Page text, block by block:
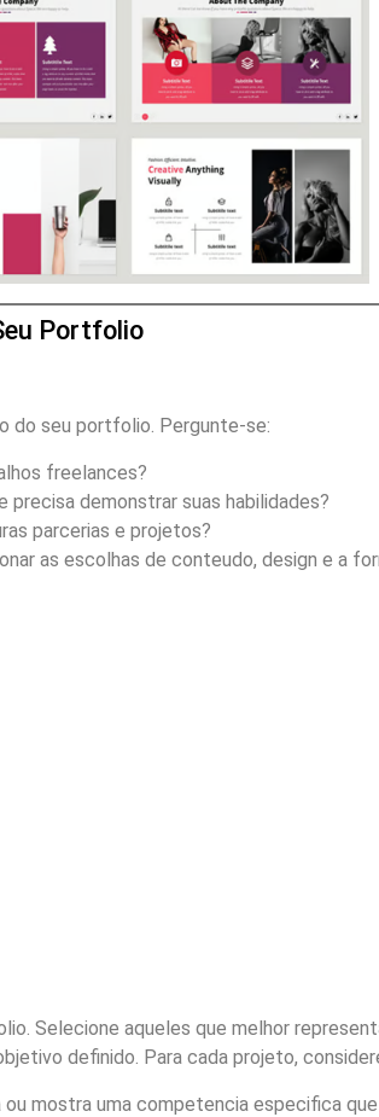
Portfolio
do seu portfolio. Pergunte-se:
freelances?
precisa demonstrar suas habilidades?
parcerias e projetos?
as escolhas de conteudo, design e a
Selecione aqueles que melhor
definido. Para cada projeto,
mostra uma competencia especifica que